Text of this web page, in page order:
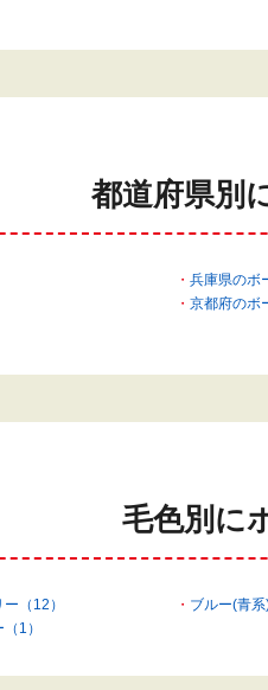
都道府県別
兵庫県のボ
京都府のボ
毛色別に
（12）
ブルー(青
1）